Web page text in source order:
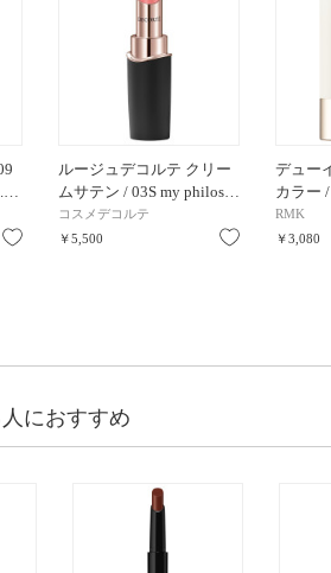
お気に入り
ルージュデコルテ クリー
ムサテン / 03S my philos…
コスメデコルテ
￥5,500
お気に入り
デュー
カラー
RMK
￥3,080
におすすめ